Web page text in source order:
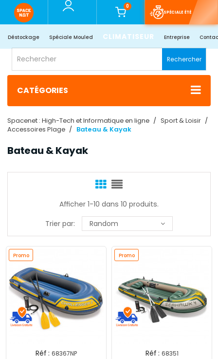
0
SPÉCIALE ÉTÉ
Déstockage Spéciale Mouled CLIMATISEUR Entreprise
Rechercher
CATÉGORIES
Spacenet : High-Tech et Informatique en ligne
Sport & Loisir
Accessoires Plage
Bateau & Kayak
Bateau & Kayak
Afficher 1-10 dans 10 produits.
Trier par:
Random
Promo
Réf : 68367NP
Promo
Réf : 68351